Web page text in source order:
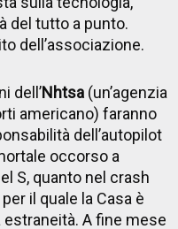
del tutto a punto.
dell’associazione.
dell’Nhtsa (un’agenzia
americano) faranno
dell’autopilot
occorso a
S, quanto nel crash
il quale la Casa è
A fine mese